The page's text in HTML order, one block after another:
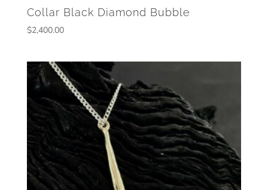
Collar Black Diamond Bubble
$2,400.00